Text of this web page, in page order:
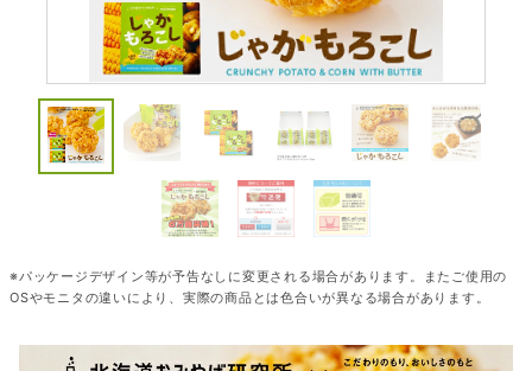
※パッケージデザイン等が予告なしに変更される場合があります。またご使用の
OSやモニタの違いにより、実際の商品とは色合いが異なる場合があります。